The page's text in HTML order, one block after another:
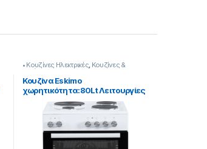
• Κουζίνες Ηλεκτρικές, Κουζίνες &
Φούρνοι
Κουζίνα Eskimo
χωρητικότητα:80Lt Λειτουργίες
Φούρνου: 7 κλάση: A
[905182053]